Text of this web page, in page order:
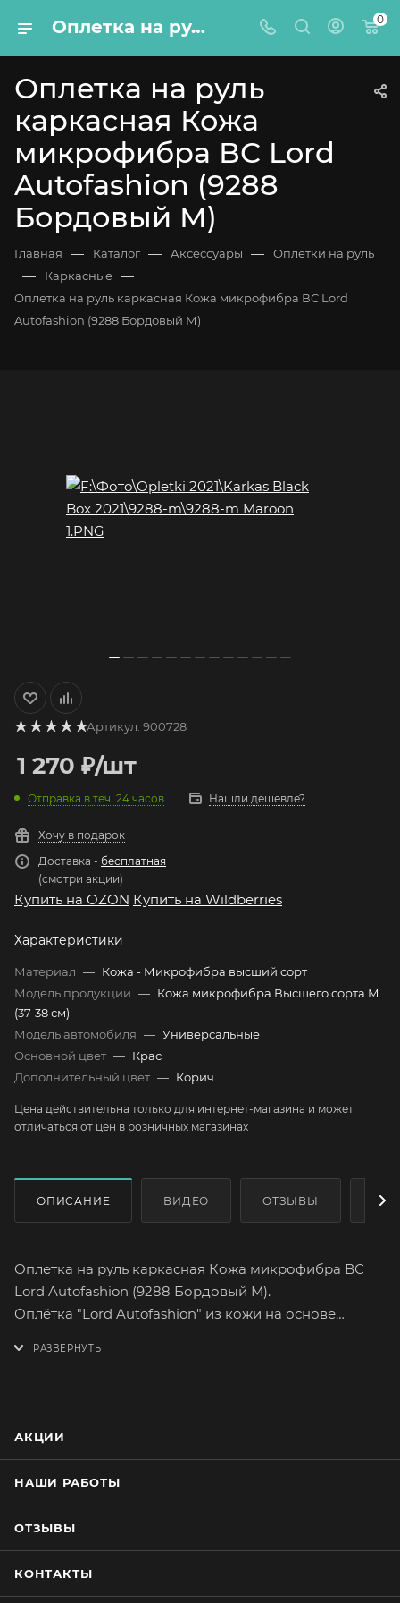
Оплетка на руль каркасная Кожа микрофибра ВС Lord Autofashion (9288 Бордовый М) 0
Оплетка на руль
каркасная Кожа
микрофибра ВС Lord
Autofashion (9288
Бордовый М)
Главная — Каталог — Аксессуары — Оплетки на руль
— Каркасные —
Оплетка на руль каркасная Кожа микрофибра ВС Lord
Autofashion (9288 Бордовый М)
Артикул: 900728
1 270 ₽/шт
Отправка в теч. 24 часов Нашли дешевле?
Хочу в подарок
Доставка - бесплатная
(смотри акции)
Купить на OZON Купить на Wildberries
Характеристики
Материал — Кожа - Микрофибра высший сорт
Модель продукции — Кожа микрофибра Высшего сорта М
(37-38 см)
Модель автомобиля — Универсальные
Основной цвет — Крас
Дополнительный цвет — Корич
Цена действительна только для интернет-магазина и может
отличаться от цен в розничных магазинах
ОПИСАНИЕ ВИДЕО ОТЗЫВЫ
Оплетка на руль каркасная Кожа микрофибра ВС
Lord Autofashion (9288 Бордовый М).
Оплётка "Lord Autofashion" из кожи на основе
Высококачественная микрофибра имеет множество
целостность оригинального материала руля.
форму. Форму оплётки, на протяжении всего срока
каркас, который предотвращает её
АКЦИИ
НАШИ РАБОТЫ
ОТЗЫВЫ
КОНТАКТЫ